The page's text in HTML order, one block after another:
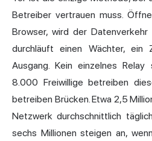
Betreiber vertrauen muss.
Browser, wird der
durchläuft einen Wächter, ein
Ausgang. Kein einzelnes
8.000 Freiwillige betreiben
betreiben Brücken. Etwa 2,5
Netzwerk durchschnittlich
sechs Millionen steigen an,